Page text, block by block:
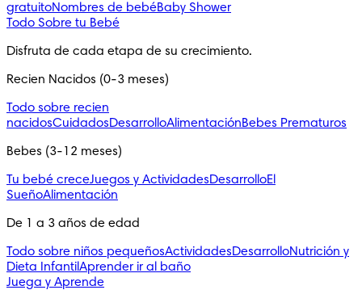
gratuitoNombres de bebéBaby Shower
Todo Sobre tu Bebé
Disfruta de cada etapa de su crecimiento.
Recien Nacidos (0-3 meses)
Todo sobre recien
nacidosCuidadosDesarrolloAlimentaciónBebes Prematuros
Bebes (3-12 meses)
Tu bebé creceJuegos y ActividadesDesarrolloEl
SueñoAlimentación
De 1 a 3 años de edad
Todo sobre niños pequeñosActividadesDesarrolloNutrición y
Dieta InfantilAprender ir al baño
Juega y Aprende